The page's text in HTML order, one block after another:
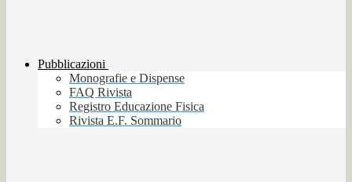
Pubblicazioni
Monografie e Dispense
FAQ Rivista
Registro Educazione Fisica
Rivista E.F. Sommario